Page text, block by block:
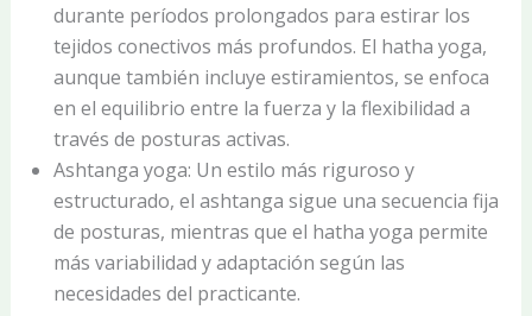
durante períodos prolongados para estirar los
tejidos conectivos más profundos. El hatha yoga,
aunque también incluye estiramientos, se enfoca
en el equilibrio entre la fuerza y la flexibilidad a
través de posturas activas.
Ashtanga yoga: Un estilo más riguroso y
estructurado, el ashtanga sigue una secuencia fija
de posturas, mientras que el hatha yoga permite
más variabilidad y adaptación según las
necesidades del practicante.